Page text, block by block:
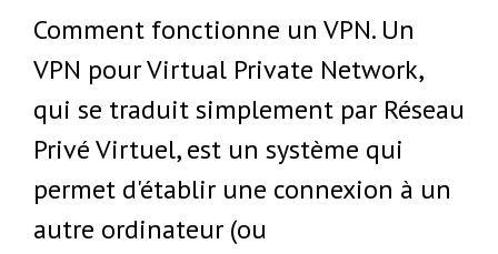
Comment fonctionne un VPN. Un
VPN pour Virtual Private Network,
qui se traduit simplement par Réseau
Privé Virtuel, est un système qui
permet d'établir une connexion à un
autre ordinateur (ou